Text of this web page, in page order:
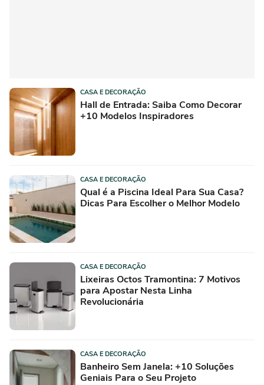
CASA E DECORAÇÃO
Hall de Entrada: Saiba Como Decorar
+10 Modelos Inspiradores
CASA E DECORAÇÃO
Qual é a Piscina Ideal Para Sua Casa?
Dicas Para Escolher o Melhor Modelo
CASA E DECORAÇÃO
Lixeiras Octos Tramontina: 7 Motivos
para Apostar Nesta Linha
Revolucionária
CASA E DECORAÇÃO
Banheiro Sem Janela: +10 Soluções
Geniais Para o Seu Projeto